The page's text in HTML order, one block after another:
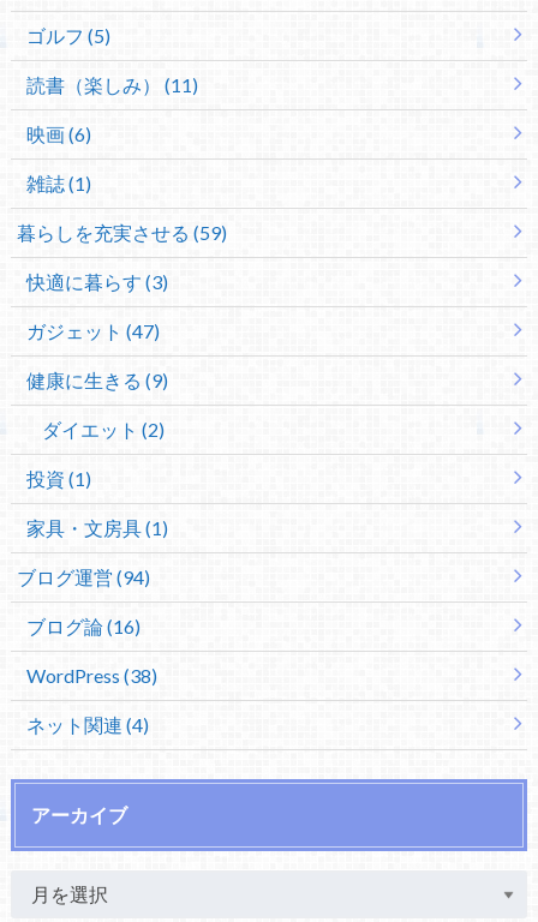
ゴルフ (5)
読書（楽しみ） (11)
映画 (6)
雑誌 (1)
暮らしを充実させる (59)
快適に暮らす (3)
ガジェット (47)
健康に生きる (9)
ダイエット (2)
投資 (1)
家具・文房具 (1)
ブログ運営 (94)
ブログ論 (16)
WordPress (38)
ネット関連 (4)
アーカイブ